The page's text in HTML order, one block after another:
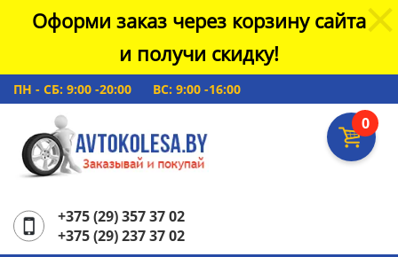
Оформи заказ через корзину сайта
и получи скидку!
ПН - СБ: 9:00 -20:00 ВС: 9:00 -16:00
0
+375 (29) 357 37 02
+375 (29) 237 37 02